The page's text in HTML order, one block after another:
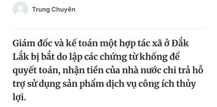
Chào ngày mới
Tin thị trường
Video Magazine
Sản phẩm khác
Trung Chuyên
Giám đốc và kế toán một hợp tác xã ở Đắk
Lắk bị bắt do lập các chứng từ khống để
quyết toán, nhận tiền của nhà nước chi trả hỗ
trợ sử dụng sản phẩm dịch vụ công ích thủy
lợi.